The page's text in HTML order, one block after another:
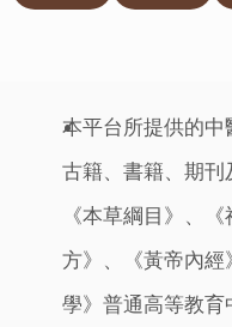
本平台所提供的
古籍、書籍、期
《本草綱目》、
方》、《黃帝內
學》普通高等教